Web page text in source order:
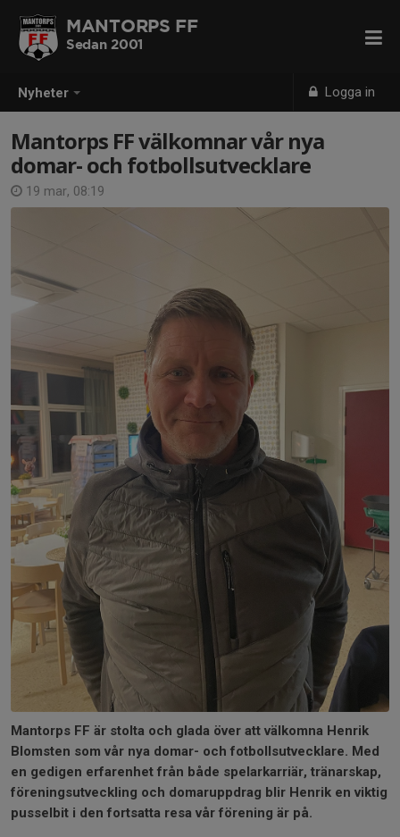
Nyheter Logga in
MANTORPS FF
Sedan 2001
Mantorps FF välkomnar vår nya
domar- och fotbollsutvecklare
19 mar, 08:19
Mantorps FF är stolta och glada över att välkomna Henrik
Blomsten som vår nya domar- och fotbollsutvecklare. Med
en gedigen erfarenhet från både spelarkarriär, tränarskap,
föreningsutveckling och domaruppdrag blir Henrik en viktig
pusselbit i den fortsatta resa vår förening är på.